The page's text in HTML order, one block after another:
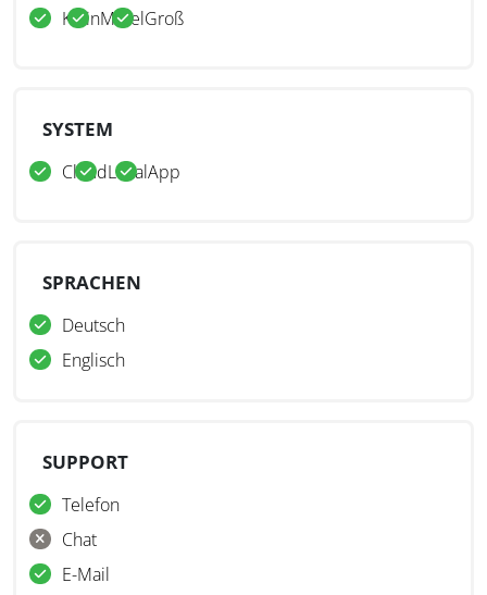
KleinMittelGroß
SYSTEM
CloudLokalApp
SPRACHEN
Deutsch
Englisch
SUPPORT
Telefon
Chat
E-Mail